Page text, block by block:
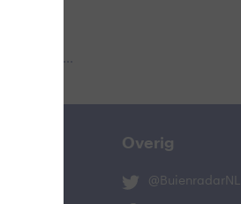
Overig
@BuienradarNL